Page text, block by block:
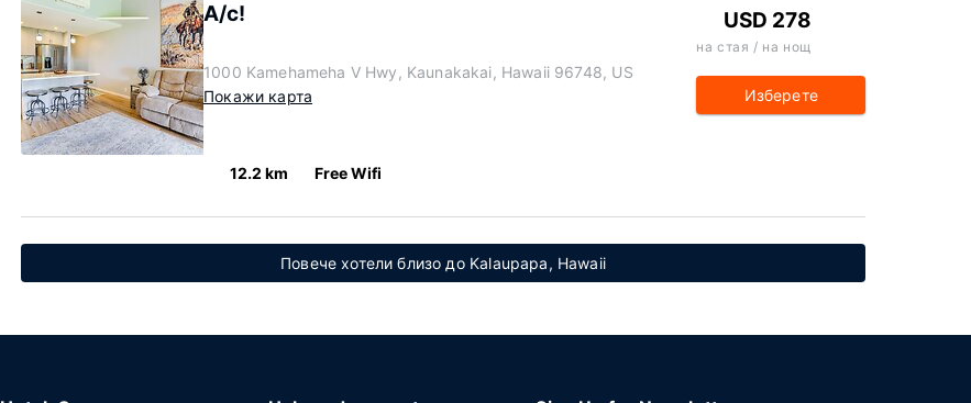
A/c!
1000 Kamehameha V Hwy, Kaunakakai, Hawaii 96748, US
Покажи карта
12.2 km Free Wifi
USD 278
на стая / на нощ
Изберете
Повече хотели близо до Kalaupapa, Hawaii